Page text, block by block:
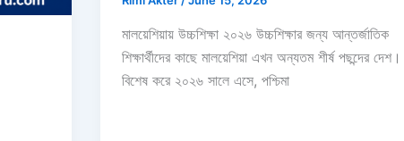
মালয়েশিয়ায় উচ্চশিক্ষা ২০২৬ উচ্চশিক্ষার জন্য আন্তর্জাতিক
শিক্ষার্থীদের কাছে মালয়েশিয়া এখন অন্যতম শীর্ষ পছন্দের দেশ।
বিশেষ করে ২০২৬ সালে এসে, পশ্চিমা